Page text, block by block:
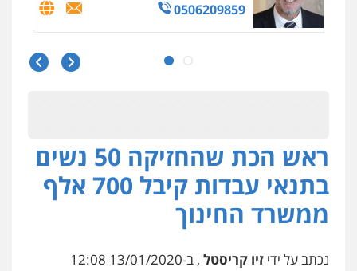
0506217771
עו"ד אביגדור פלדמן
עו"ד תמיר סולומון
פלילי הלבנת הון
0528758840
פלילי צווארון לבן מס הכנסה מע"מ
ראש הכת שהחזיקה 50 נשים
בתנאי עבדות קיבל 700 אלף
ממשרד החינוך
נכתב על ידי זיו קריסטל , ב-13/01/2020 12:08